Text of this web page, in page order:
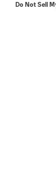
Do Not Sell